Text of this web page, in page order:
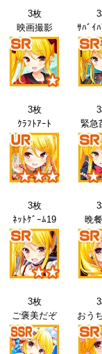
3枚
映画撮影
3枚
ｸﾗﾌﾄｱｰﾄ
緊急
3枚
ﾈｯﾄｹﾞｰﾑ19
晩
3枚
ご褒美だぞ